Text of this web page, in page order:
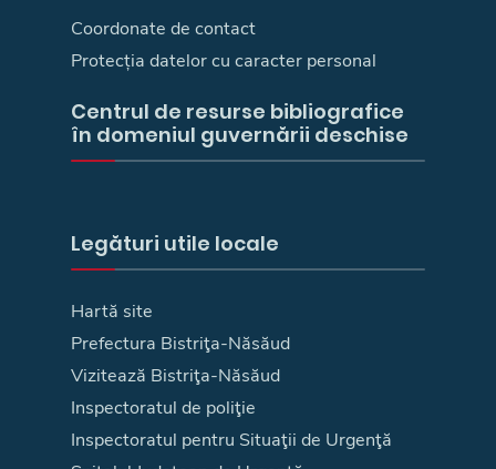
Coordonate de contact
Protecția datelor cu caracter personal
Centrul de resurse bibliografice
în domeniul guvernării deschise
Legături utile locale
Hartă site
Prefectura Bistriţa-Năsăud
Vizitează Bistriţa-Năsăud
Inspectoratul de poliţie
Inspectoratul pentru Situaţii de Urgenţă